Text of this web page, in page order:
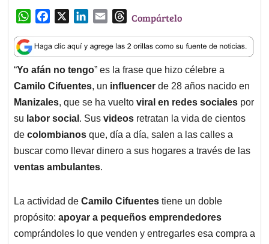
W
a
t
s
A
p
p
c
e
b
o
o
k
n
k
e
d
I
n
a
i
l
T
r
e
a
d
s
Compártelo
“Yo afán no tengo” es la frase que hizo célebre a
Camilo Cifuentes, un influencer de 28 años nacido en
Manizales, que se ha vuelto viral en redes sociales por
su labor social . Sus videos retratan la vida de cientos
de colombianos que, día a día, salen a las calles a
buscar como llevar dinero a sus hogares a través de las
ventas ambulantes.
La actividad de Camilo Cifuentes tiene un doble
propósito: apoyar a pequeños emprendedores
comprándoles lo que venden y entregarles esa compra a